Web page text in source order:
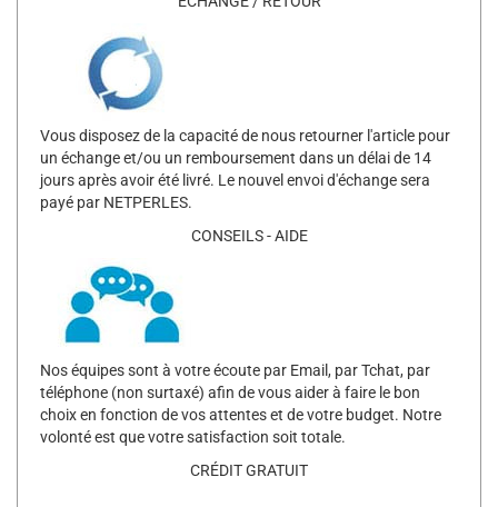
Vous disposez de la capacité de nous retourner l'article pour
un échange et/ou un remboursement dans un délai de 14
jours après avoir été livré. Le nouvel envoi d'échange sera
payé par NETPERLES.
CONSEILS - AIDE
Nos équipes sont à votre écoute par Email, par Tchat, par
téléphone (non surtaxé) afin de vous aider à faire le bon
choix en fonction de vos attentes et de votre budget. Notre
volonté est que votre satisfaction soit totale.
CRÉDIT GRATUIT